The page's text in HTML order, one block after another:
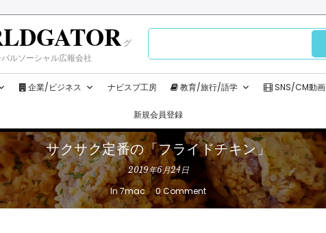
グ
バルソーシャル広報会社
企業/ビジネス ナビスプ工房 教育/旅行/語学 SNS/CM動画
新規会員登録
サクサク定番の「フライドチキン」
2019年6月24日
In7mac 0 Comment